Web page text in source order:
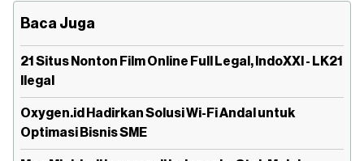
Baca Juga
21 Situs Nonton Film Online Full Legal, IndoXXI - LK21
Ilegal
Oxygen.id Hadirkan Solusi Wi-Fi Andal untuk
Optimasi Bisnis SME